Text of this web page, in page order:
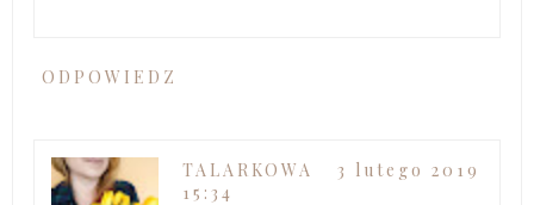
ODPOWIEDZ
TALARKOWA
3 lutego 2019
15:34